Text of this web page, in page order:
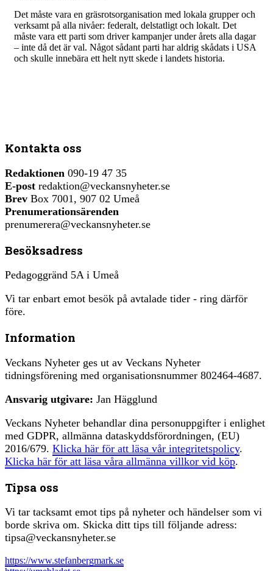
Det måste vara en gräsrotsorganisation med lokala grupper och
verksamt på alla nivåer: federalt, delstatligt och lokalt. Det
måste vara ett parti som driver kampanjer under årets alla dagar
– inte då det är val. Något sådant parti har aldrig skådats i USA
och skulle innebära ett helt nytt skede i landets historia.
Kontakta oss
Redaktionen 090-19 47 35
E-post redaktion@veckansnyheter.se
Brev Box 7001, 907 02 Umeå
Prenumerationsärenden
prenumerera@veckansnyheter.se
Besöksadress
Pedagoggränd 5A i Umeå
Vi tar enbart emot besök på avtalade tider - ring därför
före.
Information
Veckans Nyheter ges ut av Veckans Nyheter
tidningsförening med organisationsnummer 802464-4687.
Ansvarig utgivare: Jan Hägglund
Veckans Nyheter behandlar dina personuppgifter i enlighet
med GDPR, allmänna dataskyddsförordningen, (EU)
2016/679. Klicka här för att läsa vår integritetspolicy.
Klicka här för att läsa våra allmänna villkor vid köp.
Tipsa oss
Vi tar tacksamt emot tips på nyheter och händelser som vi
borde skriva om. Skicka ditt tips till följande adress:
tipsa@veckansnyheter.se
https://www.stefanbergmark.se